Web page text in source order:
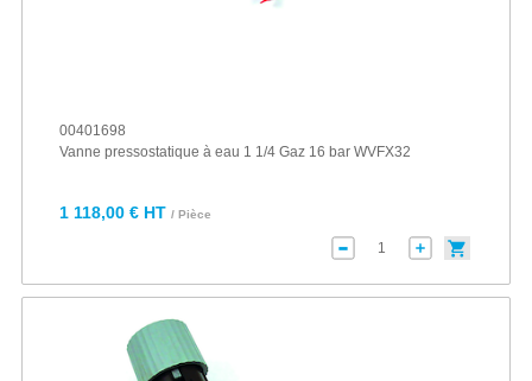
00401698
Vanne pressostatique à eau 1 1/4 Gaz 16 bar WVFX32
1 118,00 € HT / Pièce